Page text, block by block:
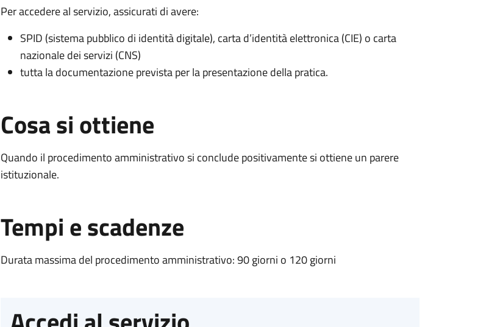
Per accedere al servizio, assicurati di avere:
SPID (sistema pubblico di identità digitale), carta d’identità elettronica (CIE) o carta
nazionale dei servizi (CNS)
tutta la documentazione prevista per la presentazione della pratica.
Cosa si ottiene
Quando il procedimento amministrativo si conclude positivamente si ottiene un parere
istituzionale.
Tempi e scadenze
Durata massima del procedimento amministrativo: 90 giorni o 120 giorni